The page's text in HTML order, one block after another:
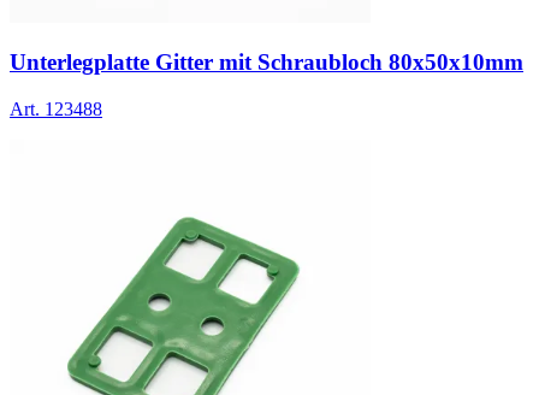
Unterlegplatte Gitter mit Schraubloch 80x50x10mm
Art. 123488